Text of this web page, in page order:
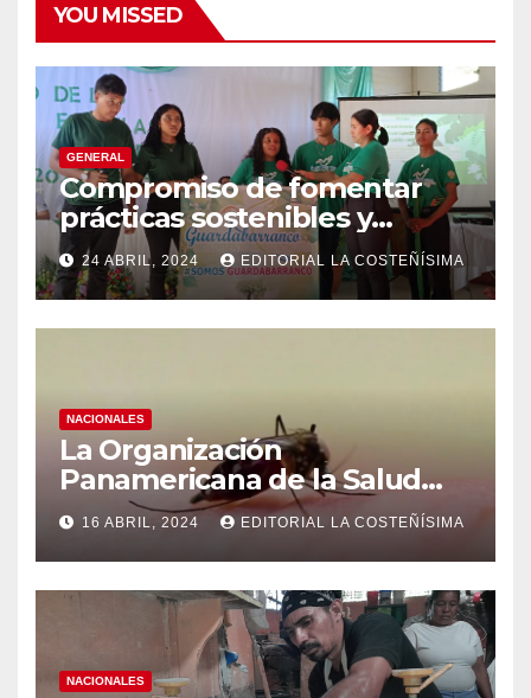
YOU MISSED
GENERAL
Compromiso de fomentar
prácticas sostenibles y
conciencia ecológica en las
instituciones educativas
24 ABRIL, 2024 EDITORIAL LA COSTEÑÍSIMA
NACIONALES
La Organización
Panamericana de la Salud
(OPS), recomienda reforzar
medidas ante el aumento de
casos de dengue
16 ABRIL, 2024 EDITORIAL LA COSTEÑÍSIMA
NACIONALES